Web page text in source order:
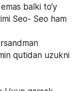
balki to‘y
Seo- Seo ham
qutidan uzukni